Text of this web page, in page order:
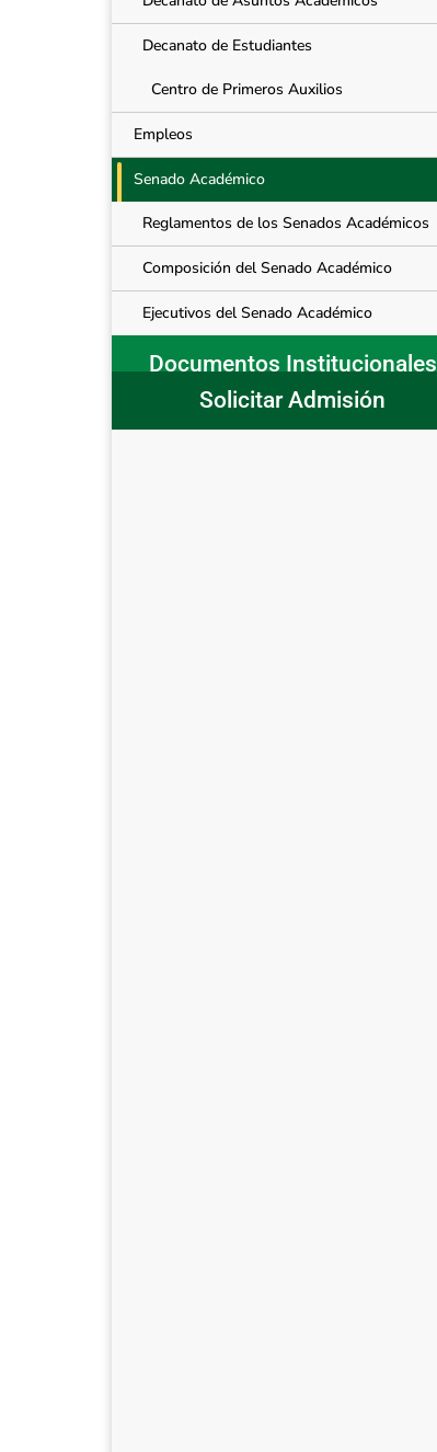
Decanato de Estudiantes
Centro de Primeros Auxilios
Empleos
Senado Académico
Reglamentos de los Senados Académicos
Composición del Senado Académico
Ejecutivos del Senado Académico
Documentos Institucionales
Solicitar Admisión